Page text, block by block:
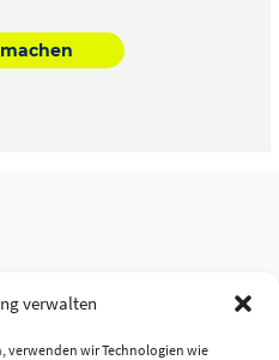
verwalten
verwenden wir Technologien wie